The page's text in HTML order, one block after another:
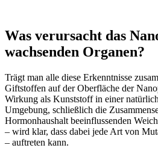
Was verursacht das
wachsenden Organen?
Trägt man alle diese Erkenntnisse
Giftstoffen auf der Oberfläche der
Wirkung als Kunststoff in einer
Umgebung, schließlich die
Hormonhaushalt beeinflussenden
– wird klar, dass dabei jede Art von
– auftreten kann.